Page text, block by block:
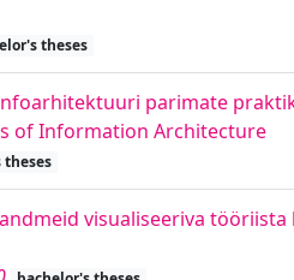
theses
parimate
of Information Architecture
theses
visualiseeriva